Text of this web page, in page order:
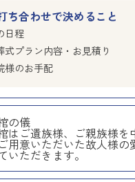
ち合わせで決めること
日程
式プラン内容・お見積り
様のお手配
の儀
はご遺族様、ご親族様を
用意いただいた故人様の
いただきます。